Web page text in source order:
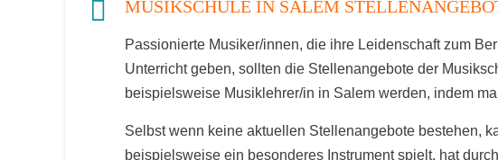
MUSIKSCHULE IN SALEM
Passionierte Musiker/innen, die ihre Leidenschaft zum
Unterricht geben, sollten die Stellenangebote der
beispielsweise Musiklehrer/in in Salem werden, indem
Selbst wenn keine aktuellen Stellenangebote bestehen,
beispielsweise ein besonderes Instrument spielt, hat